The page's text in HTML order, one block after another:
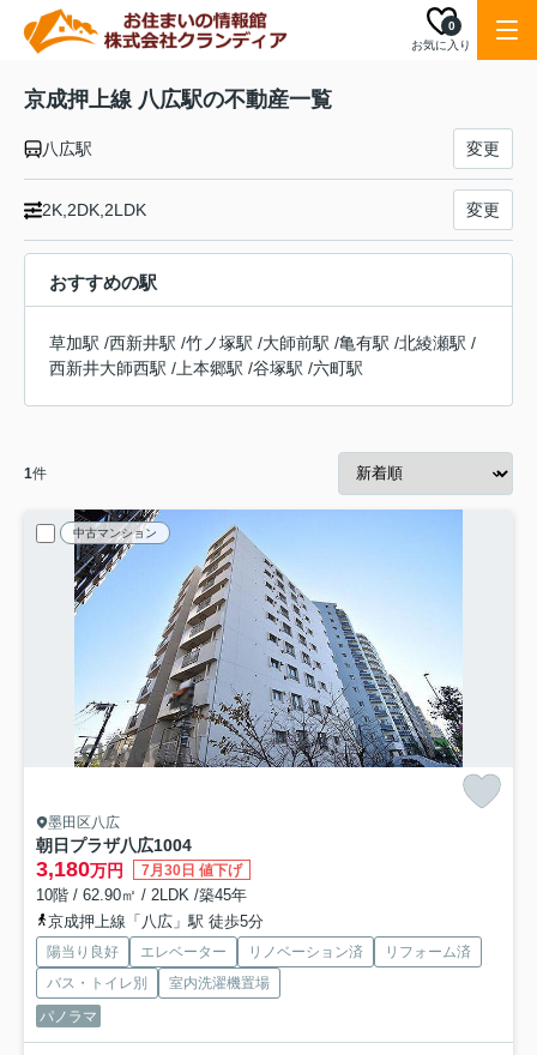
お気に入り
0
京成押上線 八広駅の不動産一覧
八広駅 変更
2K,2DK,2LDK 変更
おすすめの駅
草加駅 /西新井駅 /竹ノ塚駅 /大師前駅 /亀有駅 /北綾瀬駅 /
西新井大師西駅 / 上本郷駅 /谷塚駅 /六町駅
1件
中古マンション
墨田区八広
朝日プラザ八広1004
3,180万円 7月30日 値下げ
10階 / 62.90㎡ / 2LDK /築45年
京成押上線「八広」駅 徒歩5分
陽当り良好 エレベーター リノベーション済
リフォーム済
バス・トイレ別
室内洗濯機置場
パノラマ